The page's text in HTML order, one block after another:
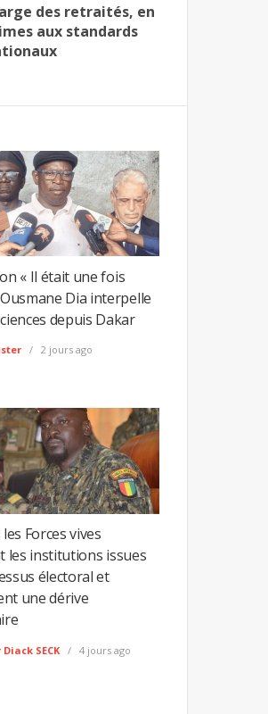
des retraités, en
aux standards
« Il était une fois
Ousmane Dia interpelle
depuis Dakar
2 jours ago
Forces vives
les institutions issues
électoral et
une dérive
SECK 4 jours ago